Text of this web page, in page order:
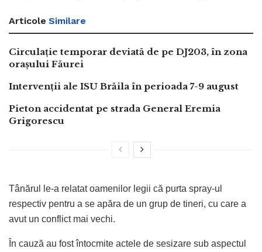
Articole Similare
Circulație temporar deviată de pe DJ203, în zona
orașului Făurei
Intervenții ale ISU Brăila în perioada 7-9 august
Pieton accidentat pe strada General Eremia
Grigorescu
Tânărul le-a relatat oamenilor legii că purta spray-ul
respectiv pentru a se apăra de un grup de tineri, cu care a
avut un conflict mai vechi.
În cauză au fost întocmite actele de sesizare sub aspectul